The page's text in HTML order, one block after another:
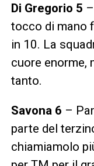
Di Gregorio 5
tocco di mano
in 10. La
cuore enorme,
tanto.
Savona 6 –
parte del
chiamiamolo